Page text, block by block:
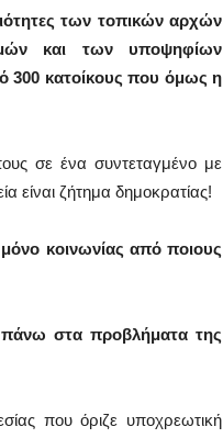
των τοπικών αρχών
και των υποψηφίων
300 κατοίκους που όμως η
σε ένα συντεταγμένο με
είναι ζήτημα δημοκρατίας!
κοινωνίας από ποιους
πάνω στα προβλήματα της
που όριζε υποχρεωτική